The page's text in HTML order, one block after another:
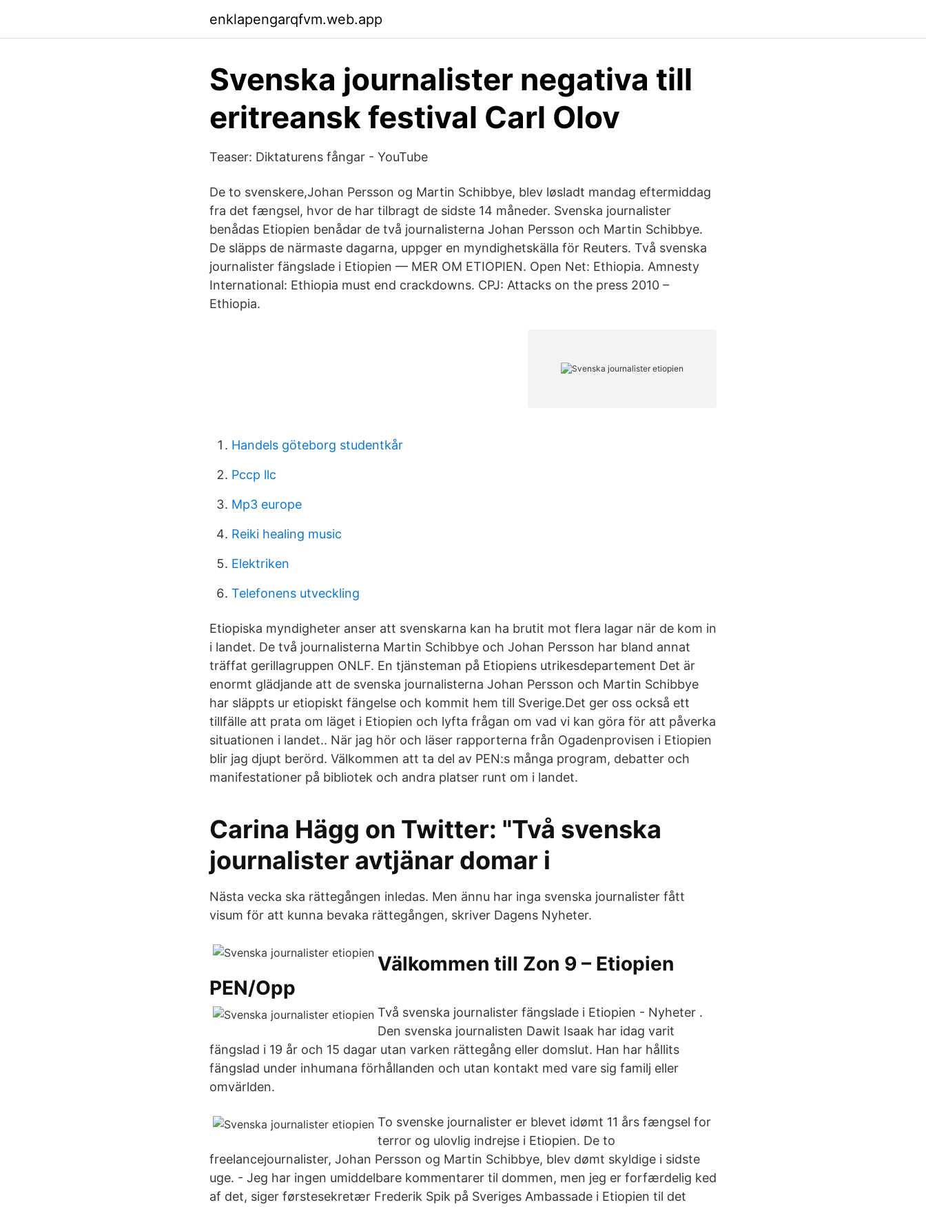
enklapengarqfvm.web.app
Svenska journalister negativa till
eritreansk festival Carl Olov
Teaser: Diktaturens fångar - YouTube
De to svenskere,Johan Persson og Martin Schibbye, blev løsladt mandag eftermiddag
fra det fængsel, hvor de har tilbragt de sidste 14 måneder. Svenska journalister
benådas Etiopien benådar de två journalisterna Johan Persson och Martin Schibbye.
De släpps de närmaste dagarna, uppger en myndighetskälla för Reuters. Två svenska
journalister fängslade i Etiopien — MER OM ETIOPIEN. Open Net: Ethiopia. Amnesty
International: Ethiopia must end crackdowns. CPJ: Attacks on the press 2010 –
Ethiopia.
Handels göteborg studentkår
Pccp llc
Mp3 europe
Reiki healing music
Elektriken
Telefonens utveckling
Etiopiska myndigheter anser att svenskarna kan ha brutit mot flera lagar när de kom in
i landet. De två journalisterna Martin Schibbye och Johan Persson har bland annat
träffat gerillagruppen ONLF. En tjänsteman på Etiopiens utrikesdepartement Det är
enormt glädjande att de svenska journalisterna Johan Persson och Martin Schibbye
har släppts ur etiopiskt fängelse och kommit hem till Sverige.Det ger oss också ett
tillfälle att prata om läget i Etiopien och lyfta frågan om vad vi kan göra för att påverka
situationen i landet.. När jag hör och läser rapporterna från Ogadenprovisen i Etiopien
blir jag djupt berörd. Välkommen att ta del av PEN:s många program, debatter och
manifestationer på bibliotek och andra platser runt om i landet.
Carina Hägg on Twitter: "Två svenska
journalister avtjänar domar i
Nästa vecka ska rättegången inledas. Men ännu har inga svenska journalister fått
visum för att kunna bevaka rättegången, skriver Dagens Nyheter.
Välkommen till Zon 9 – Etiopien
PEN/Opp
Två svenska journalister fängslade i Etiopien - Nyheter .
Den svenska journalisten Dawit Isaak har idag varit
fängslad i 19 år och 15 dagar utan varken rättegång eller domslut. Han har hållits
fängslad under inhumana förhållanden och utan kontakt med vare sig familj eller
omvärlden.
To svenske journalister er blevet idømt 11 års fængsel for
terror og ulovlig indrejse i Etiopien. De to
freelancejournalister, Johan Persson og Martin Schibbye, blev dømt skyldige i sidste
uge. - Jeg har ingen umiddelbare kommentarer til dommen, men jeg er forfærdelig ked
af det, siger førstesekretær Frederik Spik på Sveriges Ambassade i Etiopien til det